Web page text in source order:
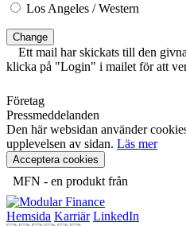
Los Angeles / Western
Change
Ett mail har skickats till den
klicka på "Login" i mailet för att
Företag
Pressmeddelanden
Den här websidan använder
upplevelsen av sidan. Läs mer
Acceptera cookies
MFN - en produkt från
Hemsida Karriär LinkedIn